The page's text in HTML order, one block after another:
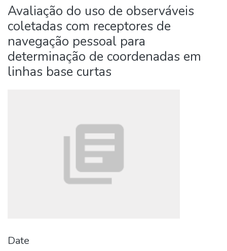
Statistics
Avaliação do uso de observáveis
coletadas com receptores de
navegação pessoal para
determinação de coordenadas em
linhas base curtas
Date